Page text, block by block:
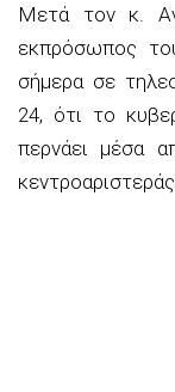
Μετά τον κ.
εκπρόσωπος
σήμερα σε
24, ότι το
περνάει μέσα
κεντροαριστεράς.